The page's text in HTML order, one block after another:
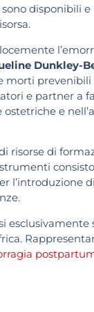
disponibili
Dunkley-
morti
e partner a
e
risorse di
l’introduzione